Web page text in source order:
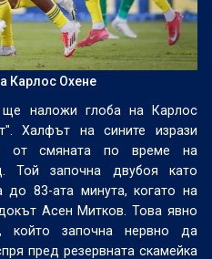
Карлос Охене
ще наложи глоба на Карлос
Халфът на сините изрази
от смяната по време на
Той започна двубоя като
до 83-ата минута, когато на
Асен Митков. Това явно
започна нервно да
пред резервната скамейка